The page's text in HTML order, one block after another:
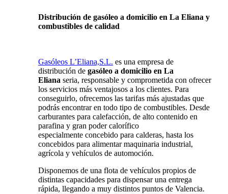
Distribución de gasóleo a domicilio en La Eliana y
combustibles de calidad
Gasóleos L’Eliana,S.L. es una empresa de
distribución de gasóleo a domicilio en La
Eliana seria, responsable y comprometida con ofrecer
los servicios más ventajosos a los clientes. Para
conseguirlo, ofrecemos las tarifas más ajustadas que
podrás encontrar en todo tipo de combustibles. Desde
carburantes para calefacción, de alto contenido en
parafina y gran poder calorífico
especialmente concebido para calderas, hasta los
concebidos para alimentar maquinaria industrial,
agrícola y vehículos de automoción.
Disponemos de una flota de vehículos propios de
distintas capacidades para dispensar una entrega
rápida, llegando a muy distintos puntos de Valencia.